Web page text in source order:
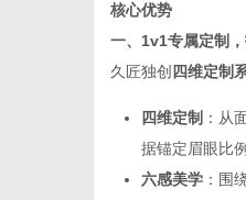
核心优势
一、1v1专属定制
久匠独创 四维定制
四维定制 ：从
据锚定眉眼比
六感美学 ：围